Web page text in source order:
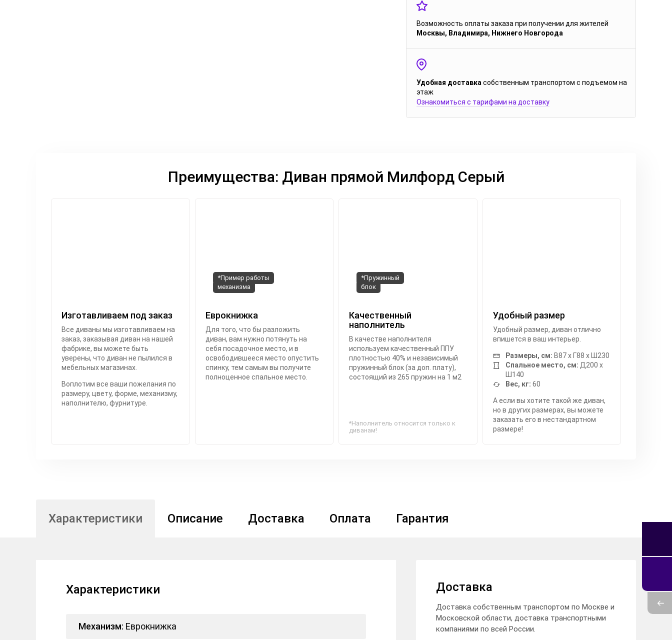
Возможность оплаты заказа при получении для жителей
Москвы, Владимира, Нижнего Новгорода
Удобная доставка собственным транспортом с подъемом на
этаж
Ознакомиться с тарифами на доставку
Преимущества: Диван прямой Милфорд Серый
Изготавливаем под заказ
Все диваны мы изготавливаем на
заказ, заказывая диван на нашей
фабрике, вы можете быть
уверены, что диван не пылился в
мебельных магазинах.
Воплотим все ваши пожелания по
размеру, цвету, форме, механизму,
наполнителю, фурнитуре.
*Пример работы
механизма
Еврокнижка
Для того, что бы разложить
диван, вам нужно потянуть на
себя посадочное место, и в
освободившееся место опустить
спинку, тем самым вы получите
полноценное спальное место.
*Пружинный
блок
Качественный
наполнитель
В качестве наполнителя
используем качественный ППУ
плотностью 40% и независимый
пружинный блок (за доп. плату),
состоящий из 265 пружин на 1 м2
*Наполнитель относится только к
диванам!
Удобный размер
Удобный размер, диван отлично
впишется в ваш интерьер.
Размеры, см: В87 x Г88 x Ш230
Спальное место, см: Д200 x
Ш140
Вес, кг: 60
А если вы хотите такой же диван,
но в других размерах, вы можете
заказать его в нестандартном
размере!
Характеристики Описание Доставка Оплата Гарантия
Характеристики
Механизм: Еврокнижка
Доставка
Доставка собственным транспортом по Москве и
Московской области, доставка транспортными
компаниями по всей России.